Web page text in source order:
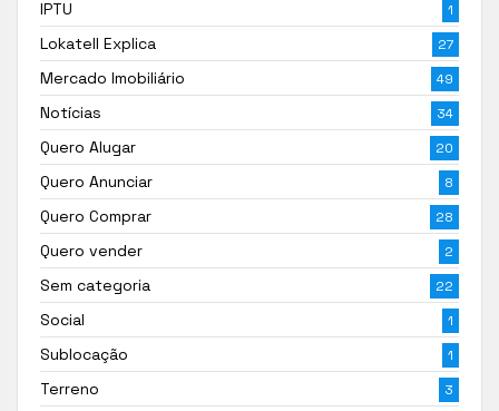
IPTU 1
Lokatell Explica 27
Mercado Imobiliário 49
Notícias 34
Quero Alugar 20
Quero Anunciar 8
Quero Comprar 28
Quero vender 2
Sem categoria 22
Social 1
Sublocação 1
Terreno 3